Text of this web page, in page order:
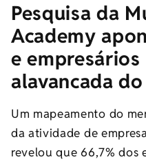
Pesquisa da
Academy
e
alavancada
Um mapeamento do
da atividade de
revelou que 66,7% dos